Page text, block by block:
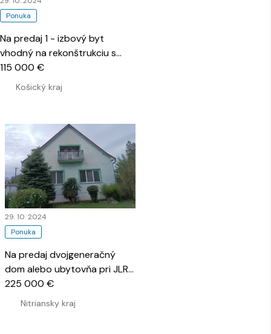
Ponuka
Na predaj 1 - izbový byt
vhodný na rekonštrukciu s
komorou a pivnicou na ulici
čiernomorská, nad jazerom
Košický kraj
115 000 €
Ponuka
29. 10. 2024
Na predaj dvojgeneračný
dom alebo ubytovňa pri JLR v
obci Výčapy - Opatovce s
priestranným pozemkom
Nitriansky kraj
225 000 €